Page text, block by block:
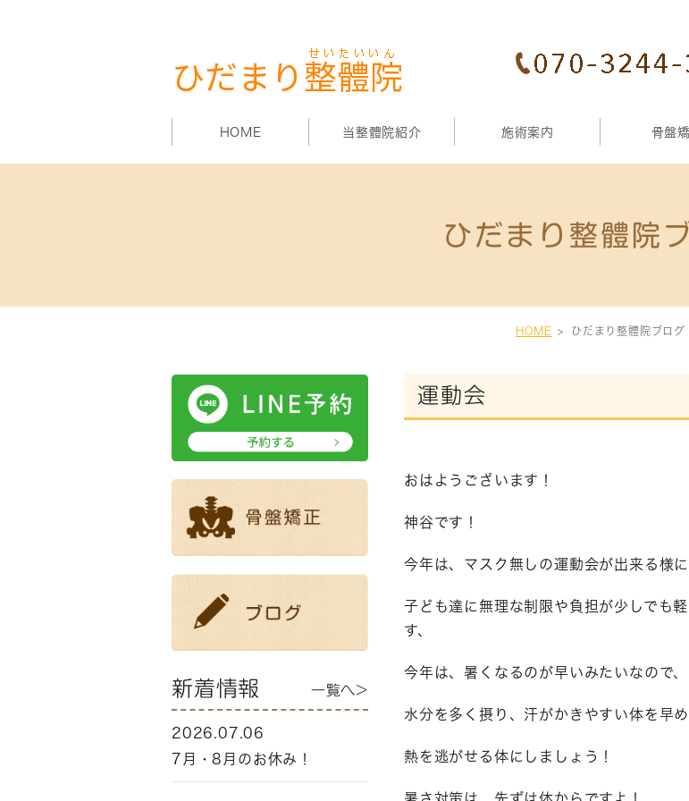
HOME 当整體院紹介 施術案内 骨盤
ひだまり整體院
HOME ひだまり整體院ブログ
運動会
おはようございます！
神谷です！
今年は、マスク無しの運動会が出来る様に
子ども達に無理な制限や負担が少しでも
す、
今年は、暑くなるのが早いみたいなので、
水分を多く摂り、汗がかきやすい体を早め
熱を逃がせる体にしましょう！
新着情報 一覧へ>
2026.07.06
7月・8月のお休み！